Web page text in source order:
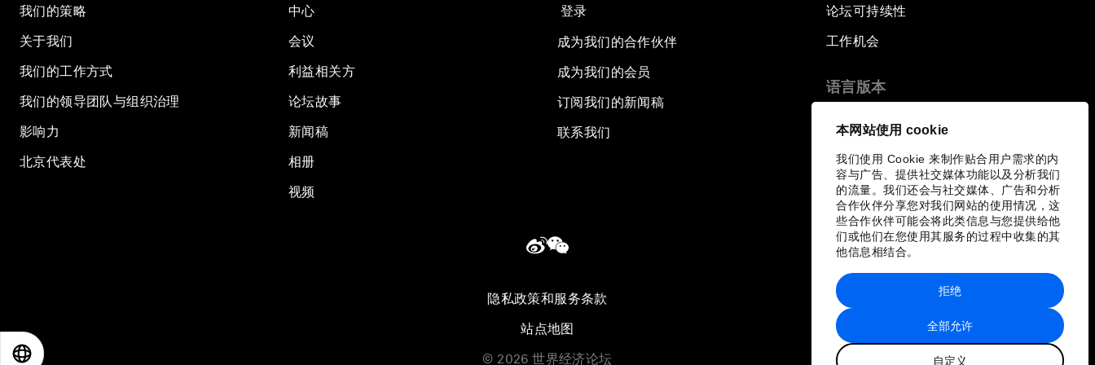
本网站使用 cookie
我们使用 Cookie 来制作贴合用户需求的内
容与广告、提供社交媒体功能以及分析我们
的流量。我们还会与社交媒体、广告和分析
合作伙伴分享您对我们网站的使用情况，这
些合作伙伴可能会将此类信息与您提供给他
们或他们在您使用其服务的过程中收集的其
他信息相结合。
全部允许
自定义
拒绝
我们的策略
关于我们
我们的工作方式
我们的领导团队与组织治理
影响力
北京代表处
中心
会议
利益相关方
论坛故事
新闻稿
相册
视频
登录
成为我们的合作伙伴
成为我们的会员
订阅我们的新闻稿
联系我们
论坛可持续性
工作机会
语言版本
隐私政策和服务条款
站点地图
© 2026 世界经济论坛